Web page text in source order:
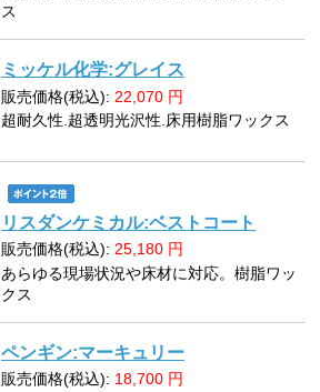
ス
ミッケル化学:グレイス
販売価格(税込): 22,070 円
超耐久性.超透明光沢性.床用樹脂ワックス
リスダンケミカル:ベストコート
販売価格(税込): 25,180 円
あらゆる現場状況や床材に対応。樹脂ワッ
クス
ペンギン:マーキュリー
販売価格(税込): 18,700 円